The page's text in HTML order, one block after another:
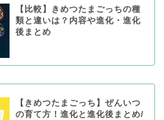
【比較】きめつたまごっちの種
類と違いは？内容や進化・進化
後まとめ
【きめつたまごっち】ぜんいつ
の育て方！進化と進化後まとめ/